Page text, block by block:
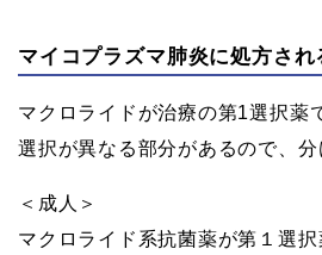
マイコプラズマ肺炎に処方され
マクロライドが治療の第1選択薬
選択が異なる部分があるので、分
＜成人＞
マクロライド系抗菌薬が第１選択